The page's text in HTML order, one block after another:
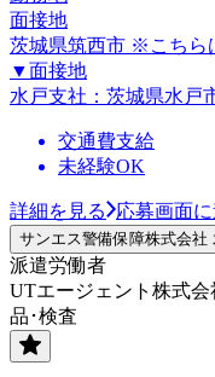
面接地
茨城県筑西市 ※こちら
▼面接地
水戸支社：茨城県水戸
交通費支給
未経験OK
詳細を見る 応募画面
サンエス警備保障株式会社
派遣労働者
UTエージェント株式
品･検査